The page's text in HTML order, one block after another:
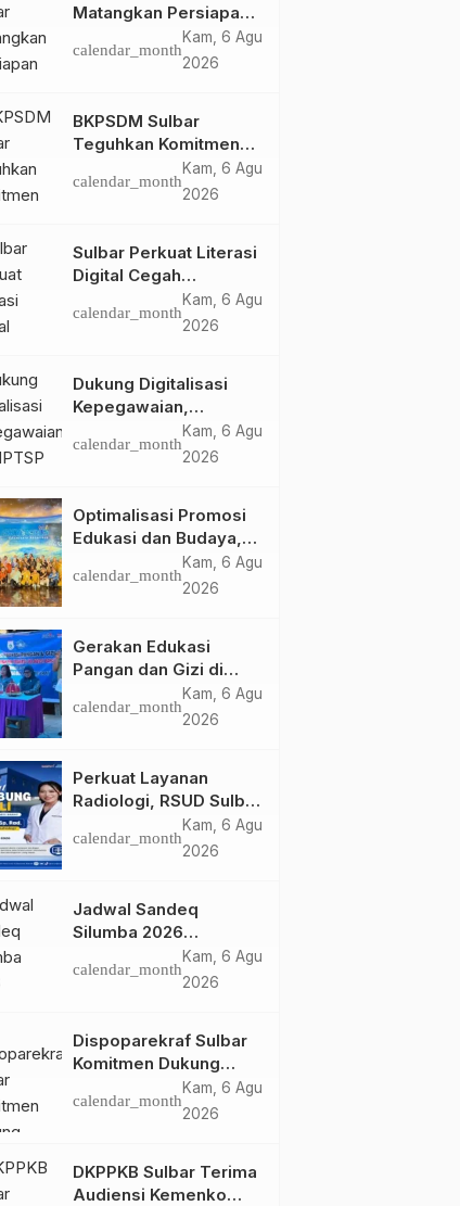
Matangkan Persiapan
HUT Ke-81 RI, Puncak
Upacara di Lapangan
calendar_month
Kam, 6 Agu
2026
BKPSDM Sulbar
Teguhkan Komitmen
Pengembangan
Kompetensi ASN
Perjanjian Tugas
Belajar 2026
calendar_month
Kam, 6 Agu
2026
Sulbar Perkuat Literasi
Digital Cegah
Kejahatan Love
Scamming
calendar_month
Kam, 6 Agu
2026
Dukung Digitalisasi
Kepegawaian,
DPMPTSP Sulbar Siap
Terapkan Aplikasi
calendar_month
Kam, 6 Agu
2026
Optimalisasi Promosi
Edukasi dan Budaya,
Anjungan Provinsi
Sulawesi Barat Perkuat
TMII
calendar_month
Kam, 6 Agu
2026
Gerakan Edukasi
Pangan dan Gizi di
Mamasa: Tingkatkan
Pengetahuan dan
calendar_month
Kam, 6 Agu
2026
Perkuat Layanan
Radiologi, RSUD Sulbar
Sambut Kembali dr. Iis
Imelda, Sp.Rad
calendar_month
Kam, 6 Agu
2026
Jadwal Sandeq
Silumba 2026
Dispoparekraf Sulbar
calendar_month
Kam, 6 Agu
2026
Dispoparekraf Sulbar
Komitmen Dukung
Penyusunan RAD
TPB/SDGs Sulawesi
calendar_month
Kam, 6 Agu
2026
DKPPKB Sulbar Terima
Audiensi Kemenko